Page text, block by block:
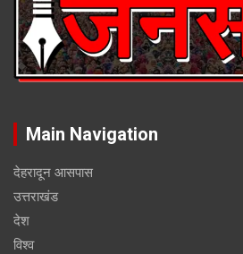
Main Navigation
देहरादून आसपास
उत्तराखंड
देश
विश्व